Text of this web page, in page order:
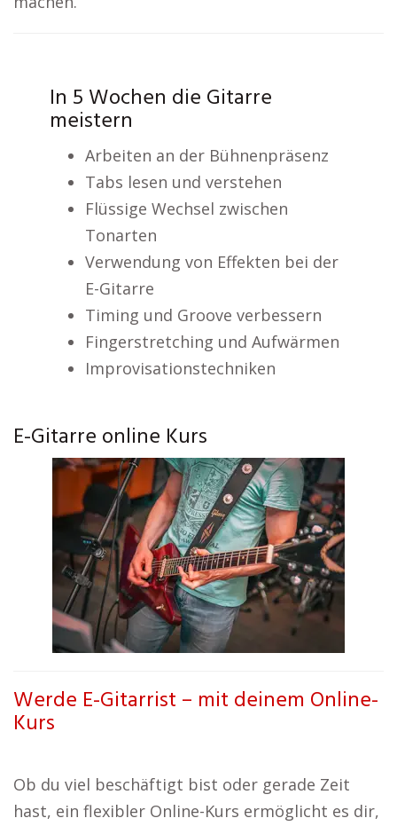
In 5 Wochen die Gitarre
meistern
Arbeiten an der Bühnenpräsenz
Tabs lesen und verstehen
Flüssige Wechsel zwischen
Tonarten
Verwendung von Effekten bei der
E-Gitarre
Timing und Groove verbessern
Fingerstretching und Aufwärmen
Improvisationstechniken
E-Gitarre online Kurs
Werde E-Gitarrist – mit deinem Online-
Kurs
Ob du viel beschäftigt bist oder gerade Zeit
hast, ein flexibler Online-Kurs ermöglicht es dir,